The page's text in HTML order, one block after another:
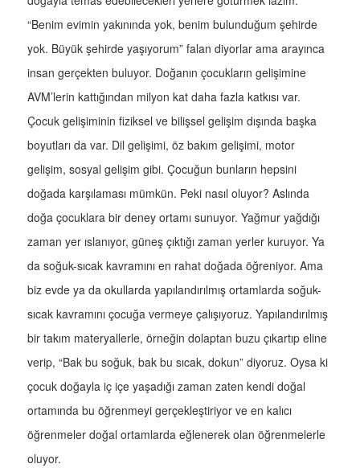
“Benim evimin yakınında yok, benim bulunduğum şehirde
yok. Büyük şehirde yaşıyorum” falan diyorlar ama arayınca
insan gerçekten buluyor. Doğanın çocukların gelişimine
AVM’lerin kattığından milyon kat daha fazla katkısı var.
Çocuk gelişiminin fiziksel ve bilişsel gelişim dışında başka
boyutları da var. Dil gelişimi, öz bakım gelişimi, motor
gelişim, sosyal gelişim gibi. Çocuğun bunların hepsini
doğada karşılaması mümkün. Peki nasıl oluyor? Aslında
doğa çocuklara bir deney ortamı sunuyor. Yağmur yağdığı
zaman yer ıslanıyor, güneş çıktığı zaman yerler kuruyor. Ya
da soğuk-sıcak kavramını en rahat doğada öğreniyor. Ama
biz evde ya da okullarda yapılandırılmış ortamlarda soğuk-
sıcak kavramını çocuğa vermeye çalışıyoruz. Yapılandırılmış
bir takım materyallerle, örneğin dolaptan buzu çıkartıp eline
verip, “Bak bu soğuk, bak bu sıcak, dokun” diyoruz. Oysa ki
çocuk doğayla iç içe yaşadığı zaman zaten kendi doğal
ortamında bu öğrenmeyi gerçekleştiriyor ve en kalıcı
öğrenmeler doğal ortamlarda eğlenerek olan öğrenmelerle
oluyor.